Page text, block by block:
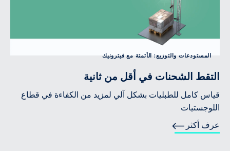
المستودعات والتوزيع: الأتمتة مع فيترونيك
التقط الشحنات في أقل من ثانية
قياس كامل للطبليات بشكل آلي لمزيد من الكفاءة في قطاع
اللوجستيات
عرف أكثر